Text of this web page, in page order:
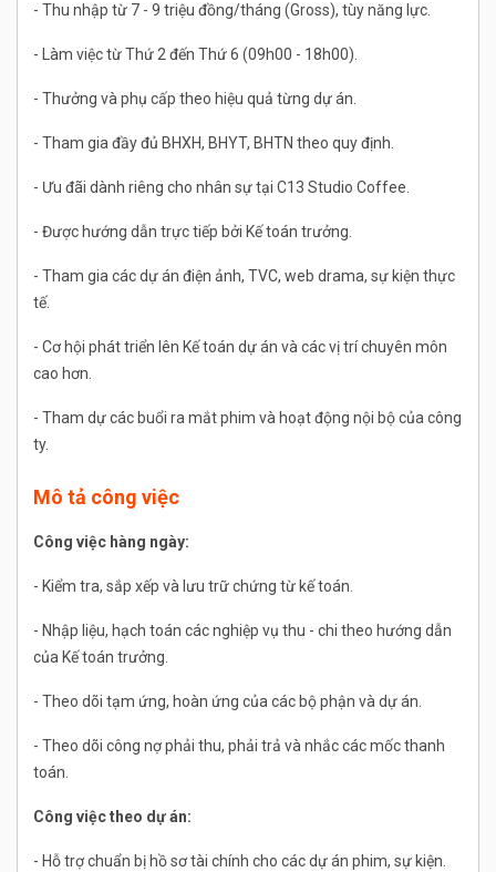
- Thu nhập từ 7 - 9 triệu đồng/tháng (Gross), tùy năng lực.
- Làm việc từ Thứ 2 đến Thứ 6 (09h00 - 18h00).
- Thưởng và phụ cấp theo hiệu quả từng dự án.
- Tham gia đầy đủ BHXH, BHYT, BHTN theo quy định.
- Ưu đãi dành riêng cho nhân sự tại C13 Studio Coffee.
- Được hướng dẫn trực tiếp bởi Kế toán trưởng.
- Tham gia các dự án điện ảnh, TVC, web drama, sự kiện thực
tế.
- Cơ hội phát triển lên Kế toán dự án và các vị trí chuyên môn
cao hơn.
- Tham dự các buổi ra mắt phim và hoạt động nội bộ của công
ty.
Mô tả công việc
Công việc hàng ngày:
- Kiểm tra, sắp xếp và lưu trữ chứng từ kế toán.
- Nhập liệu, hạch toán các nghiệp vụ thu - chi theo hướng dẫn
của Kế toán trưởng.
- Theo dõi tạm ứng, hoàn ứng của các bộ phận và dự án.
- Theo dõi công nợ phải thu, phải trả và nhắc các mốc thanh
toán.
Công việc theo dự án:
- Hỗ trợ chuẩn bị hồ sơ tài chính cho các dự án phim, sự kiện.